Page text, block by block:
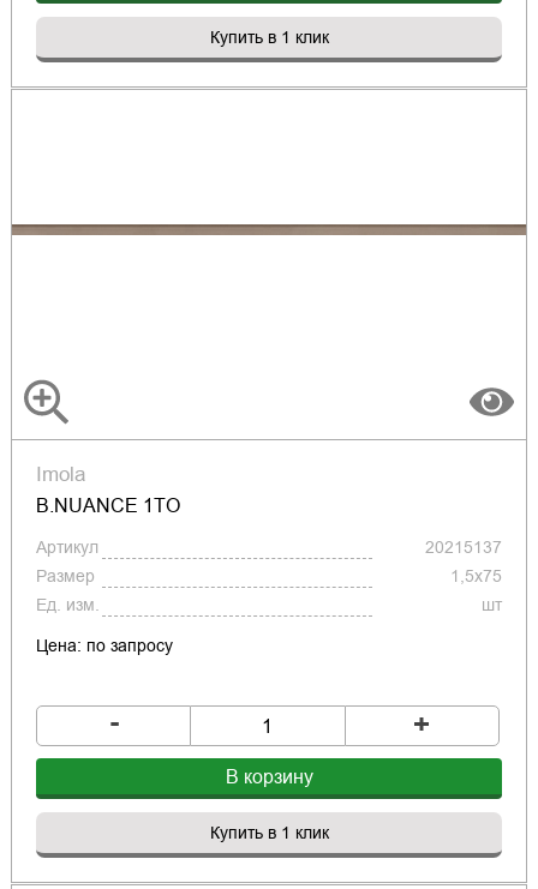
Купить в 1 клик
Imola
B.NUANCE 1TO
Артикул
20215137
Размер
1,5x75
Ед. изм.
шт
Цена: по запросу
- +
В корзину
Купить в 1 клик